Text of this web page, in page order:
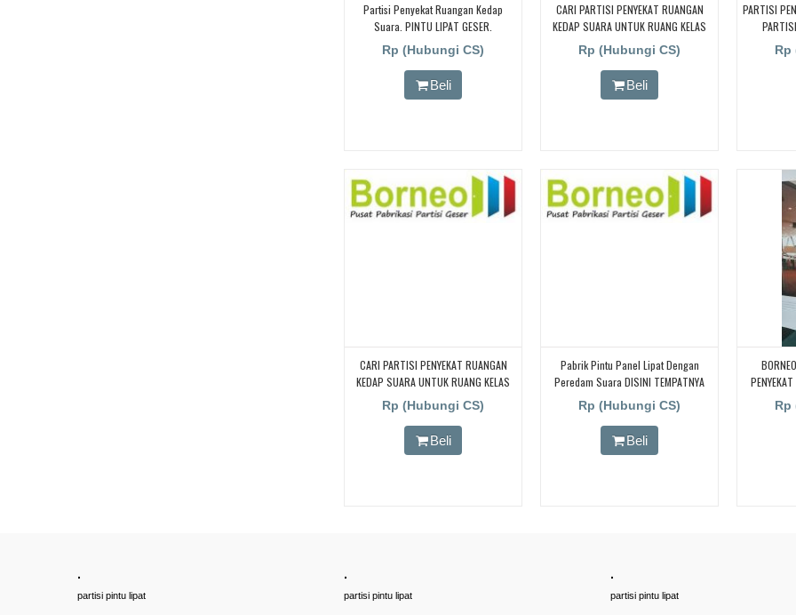
Partisi Penyekat Ruangan Kedap
Suara. PINTU LIPAT GESER.
Rp (Hubungi CS)
Beli
CARI PARTISI PENYEKAT RUANGAN
KEDAP SUARA UNTUK RUANG KELAS
KAMPUS, CARI PARTISI PENYEKAT
RUANGAN KEDAP SUARA UNTUK
RUANG KELAS KAMPUS, CARI PARTISI
PENYEKAT RUANGAN KEDAP SUARA
KEDAP SUARA UNTUK RUANG KELAS
KAMPUS
Rp (Hubungi CS)
Beli
PARTISI
Rp
CARI PARTISI PENYEKAT RUANGAN
KEDAP SUARA UNTUK RUANG KELAS
KAMPUS, CARI PARTISI PENYEKAT
RUANGAN KEDAP SUARA UNTUK
RUANG KELAS KAMPUS, CARI PARTISI
PENYEKAT RUANGAN KEDAP SUARA
Rp (Hubungi CS)
Beli
Pabrik Pintu Panel Lipat Dengan
Peredam Suara DISINI TEMPATNYA
Rp (Hubungi CS)
Beli
UNTUKRp
.
partisi pintu lipat
.
partisi pintu lipat
.
partisi pintu lipat